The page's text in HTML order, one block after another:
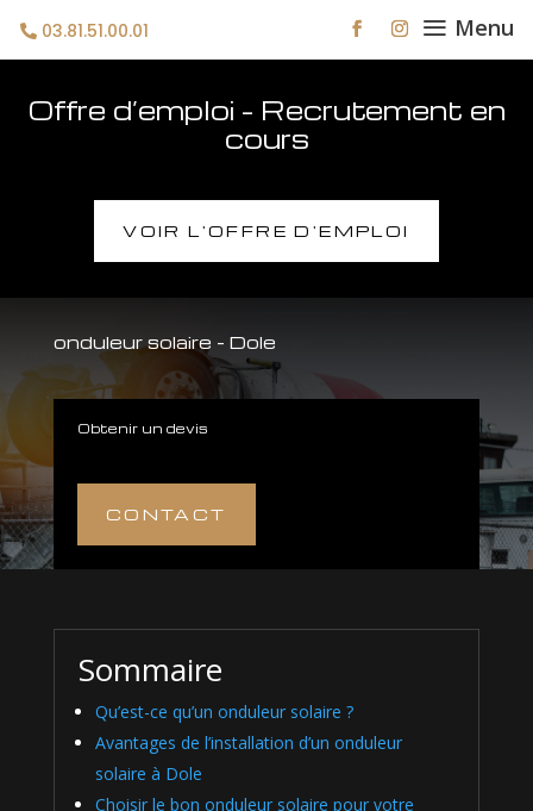
03.81.51.00.01 a Menu
Offre d’emploi – Recrutement en
cours
VOIR L'OFFRE D'EMPLOI
onduleur solaire – Dole
Obtenir un devis
CONTACT
Sommaire
Qu’est-ce qu’un onduleur solaire ?
Avantages de l’installation d’un onduleur
solaire à Dole
Choisir le bon onduleur solaire pour votre